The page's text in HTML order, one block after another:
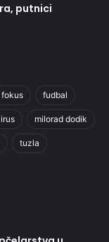
putnici
fokus fudbal
milorad dodik
tuzla